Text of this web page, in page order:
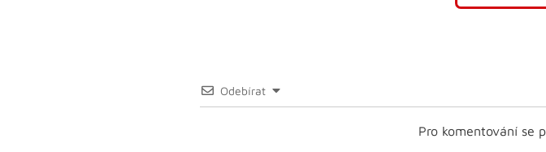
Odebírat
Pro komentování se